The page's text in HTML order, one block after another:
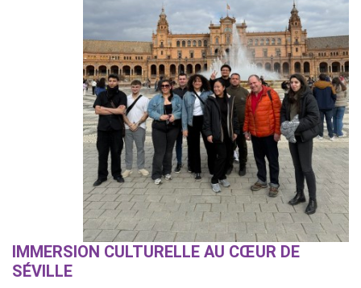
IMMERSION CULTURELLE AU CŒUR DE
SÉVILLE